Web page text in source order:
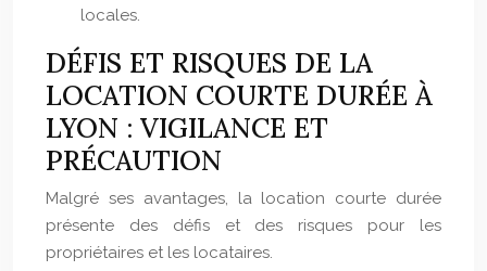
locales.
DÉFIS ET RISQUES DE LA
LOCATION COURTE DURÉE À
LYON : VIGILANCE ET
PRÉCAUTION
Malgré ses avantages, la location courte durée
présente des défis et des risques pour les
propriétaires et les locataires.